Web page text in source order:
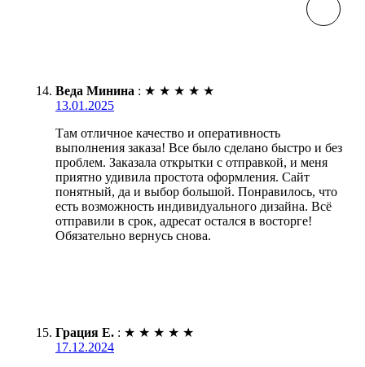
Веда Минина : ★ ★ ★ ★ ★
13.01.2025
Там отличное качество и оперативность
выполнения заказа! Все было сделано быстро и без
проблем. Заказала открытки с отправкой, и меня
приятно удивила простота оформления. Сайт
понятный, да и выбор большой. Понравилось, что
есть возможность индивидуального дизайна. Всё
отправили в срок, адресат остался в восторге!
Обязательно вернусь снова.
Грация Е. : ★ ★ ★ ★ ★
17.12.2024